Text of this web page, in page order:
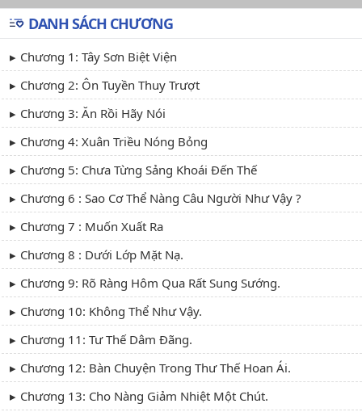
DANH SÁCH CHƯƠNG
Chương 1: Tây Sơn Biệt Viện
Chương 2: Ôn Tuyền Thuy Trượt
Chương 3: Ăn Rồi Hãy Nói
Chương 4: Xuân Triều Nóng Bỏng
Chương 5: Chưa Từng Sảng Khoái Đến Thế
Chương 6 : Sao Cơ Thể Nàng Câu Người Như Vậy ?
Chương 7 : Muốn Xuất Ra
Chương 8 : Dưới Lớp Mặt Nạ.
Chương 9: Rõ Ràng Hôm Qua Rất Sung Sướng.
Chương 10: Không Thể Như Vậy.
Chương 11: Tư Thế Dâm Đãng.
Chương 12: Bàn Chuyện Trong Thư Thế Hoan Ái.
Chương 13: Cho Nàng Giảm Nhiệt Một Chút.